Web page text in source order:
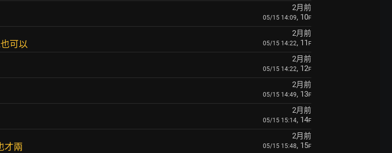
2月前
05/15 14:09, 10F
2月前
可以 05/15 14:22, 11 F
2月前
05/15 14:22, 12F
2月前
05/15 14:49, 13F
2月前
05/15 15:14, 14F
2月前
才兩 05/15 15:48, 15F